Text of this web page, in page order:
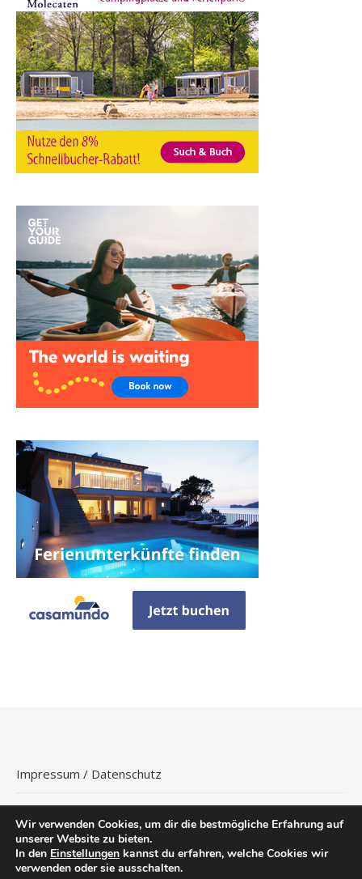
Impressum / Datenschutz
Copyright © 2026Hotels Buchen.
Flüge Hotels
Ashe Theme vonWP
Wir verwenden Cookies, um dir die bestmögliche Erfahrung auf
unserer Website zu bieten.
In den Einstellungen kannst du erfahren, welche Cookies wir
verwenden oder sie ausschalten.